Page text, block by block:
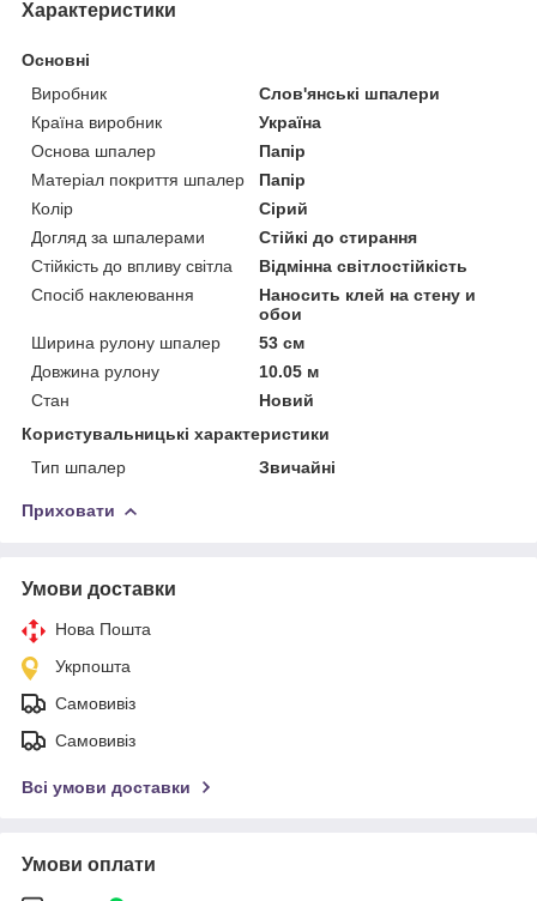
Характеристики
Основні
Виробник
Слов'янські шпалери
Країна виробник
Україна
Основа шпалер
Папір
Матеріал покриття шпалер
Папір
Колір
Сірий
Догляд за шпалерами
Стійкі до стирання
Стійкість до впливу світла
Відмінна світлостійкість
Спосіб наклеювання
Наносить клей на стену и
обои
Ширина рулону шпалер
53 см
Довжина рулону
10.05 м
Стан
Новий
Користувальницькі характеристики
Тип шпалер
Звичайні
Приховати
Умови доставки
Нова Пошта
Укрпошта
Самовивіз
Самовивіз
Всі умови доставки
Умови оплати